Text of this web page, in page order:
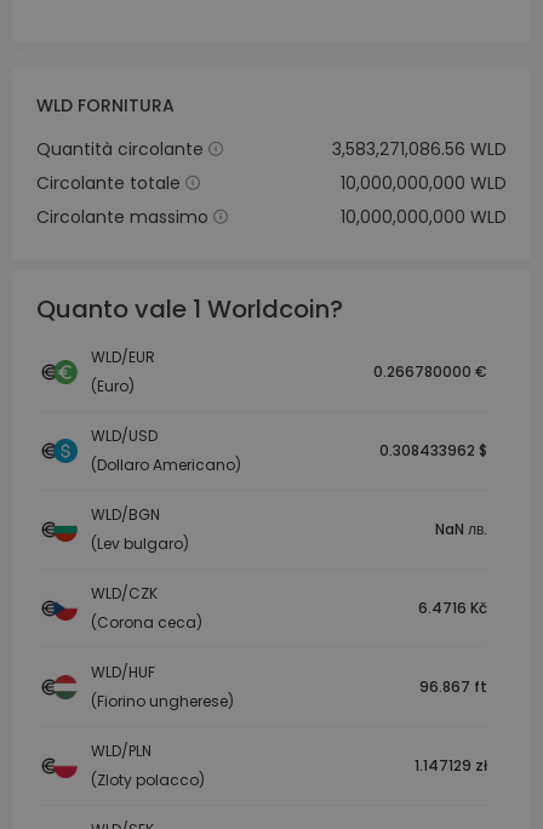
WLD FORNITURA
Quantità circolante
3,583,271,086.56 WLD
Circolante totale
10,000,000,000 WLD
Circolante massimo
10,000,000,000 WLD
Quanto vale 1 Worldcoin?
WLD/EUR
(Euro)
0.266780000 €
WLD/USD
(Dollaro Americano)
0.308433962 $
WLD/BGN
(Lev bulgaro)
NaN лв.
WLD/CZK
(Corona ceca)
6.4716 Kč
WLD/HUF
(Fiorino ungherese)
96.867 ft
WLD/PLN
(Zloty polacco)
1.147129 zł